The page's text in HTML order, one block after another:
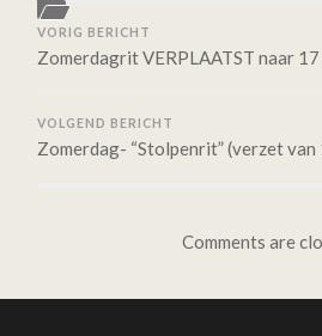
VORIG BERICHT
Zomerdagrit VERPLAATST naar
VOLGEND BERICHT
Zomerdag- “Stolpenrit” (verzet van
Comments are